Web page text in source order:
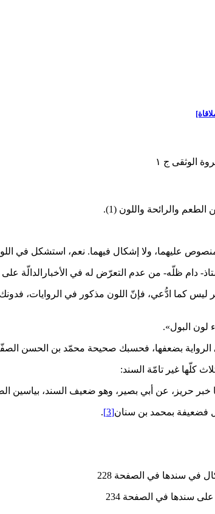
الوثقى ج ۱
والرائحة واللون (1).
دام ظلّه- من عدم التعرّض له في الأخبارالدالّة
كما ادُّعي، فإنّ اللون مذكور في الروايات، فدونك
لون البول».
بضعفها، فحسبك صحيحة محمّد بن الحسن
كلّها غير تامّة السند:
خبر حريز، عن أبي بصير، وهو ضعيف السند، بياسين
فضعيفة بمحمد بن سنان‏[3]
.
في سندها في الصفحة 228
سندها في الصفحة 234